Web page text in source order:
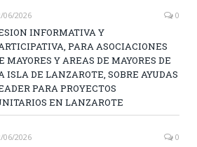
06/2026 0
INFORMATIVA Y
PARA ASOCIACIONES
MAYORES Y AREAS DE MAYORES DE
ISLA DE LANZAROTE, SOBRE AYUDAS
PARA PROYECTOS
EN LANZAROTE
06/2026 0